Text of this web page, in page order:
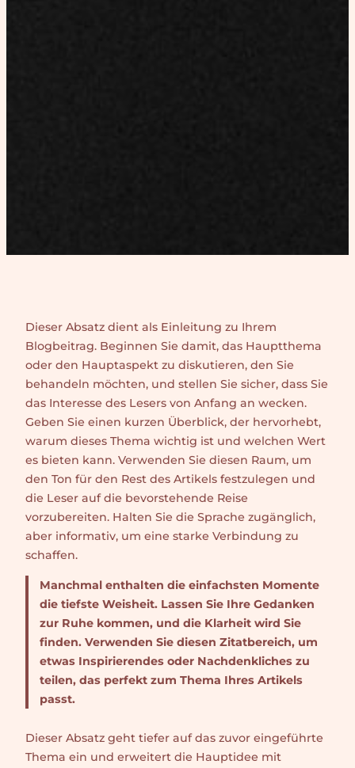
Dieser Absatz dient als Einleitung zu Ihrem
Blogbeitrag. Beginnen Sie damit, das Hauptthema
oder den Hauptaspekt zu diskutieren, den Sie
behandeln möchten, und stellen Sie sicher, dass Sie
das Interesse des Lesers von Anfang an wecken.
Geben Sie einen kurzen Überblick, der hervorhebt,
warum dieses Thema wichtig ist und welchen Wert
es bieten kann. Verwenden Sie diesen Raum, um
den Ton für den Rest des Artikels festzulegen und
die Leser auf die bevorstehende Reise
vorzubereiten. Halten Sie die Sprache zugänglich,
aber informativ, um eine starke Verbindung zu
schaffen.
Manchmal enthalten die einfachsten Momente
die tiefste Weisheit. Lassen Sie Ihre Gedanken
zur Ruhe kommen, und die Klarheit wird Sie
finden. Verwenden Sie diesen Zitatbereich, um
etwas Inspirierendes oder Nachdenkliches zu
teilen, das perfekt zum Thema Ihres Artikels
passt.
Dieser Absatz geht tiefer auf das zuvor eingeführte
Thema ein und erweitert die Hauptidee mit